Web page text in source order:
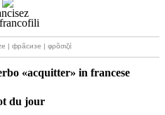
| фрãсизе | φρɑ̃σιζέ
«acquitter» in francese
du jour